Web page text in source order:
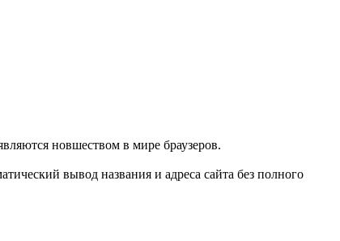
новшеством в мире браузеров.
вывод названия и адреса сайта без полного